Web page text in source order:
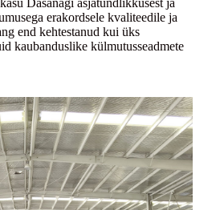
erakordsele kvaliteedile ja
end kehtestanud kui üks
kaubanduslike külmutusseadmete